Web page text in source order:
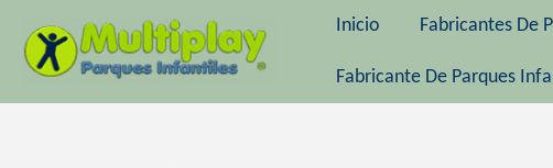
contenido
Inicio Fabricantes De
Fabricante De Parques